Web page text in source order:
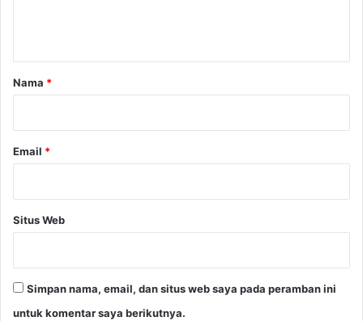
r
Nama *
Email *
Situs Web
Simpan nama, email, dan situs web saya pada peramban ini
untuk komentar saya berikutnya.